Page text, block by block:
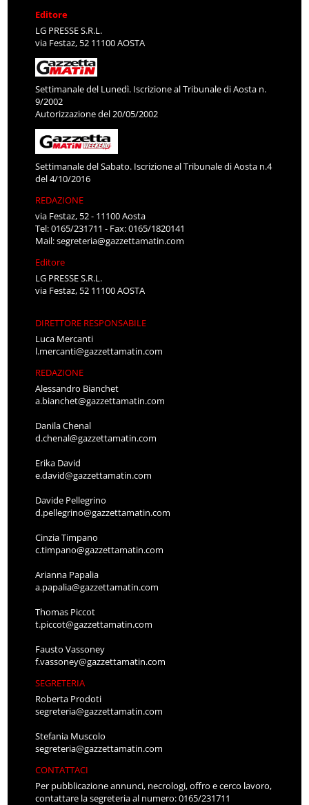
Editore
LG PRESSE S.R.L.
via Festaz, 52 11100 AOSTA
Settimanale del Lunedì. Iscrizione al Tribunale di Aosta n.
9/2002
Autorizzazione del 20/05/2002
Settimanale del Sabato. Iscrizione al Tribunale di Aosta n.4
del 4/10/2016
REDAZIONE
via Festaz, 52 - 11100 Aosta
Tel: 0165/231711 - Fax: 0165/1820141
Mail:segreteria@gazzettamatin.com
Editore
LG PRESSE S.R.L.
via Festaz, 52 11100 AOSTA
DIRETTORE RESPONSABILE
Luca Mercanti
l.mercanti@gazzettamatin.com
REDAZIONE
Alessandro Bianchet
a.bianchet@gazzettamatin.com
Danila Chenal
d.chenal@gazzettamatin.com
Erika David
e.david@gazzettamatin.com
Davide Pellegrino
d.pellegrino@gazzettamatin.com
Cinzia Timpano
c.timpano@gazzettamatin.com
Arianna Papalia
a.papalia@gazzettamatin.com
Thomas Piccot
t.piccot@gazzettamatin.com
Fausto Vassoney
f.vassoney@gazzettamatin.com
SEGRETERIA
Roberta Prodoti
segreteria@gazzettamatin.com
Stefania Muscolo
segreteria@gazzettamatin.com
CONTATTACI
Per pubblicazione annunci, necrologi, offro e cerco lavoro,
contattare la segreteria al numero: 0165/231711